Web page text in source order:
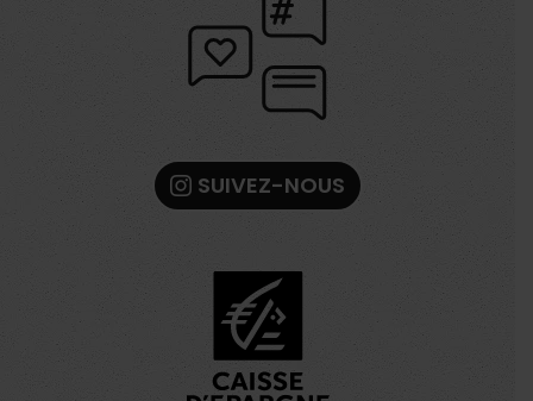
SUIVEZ-NOUS